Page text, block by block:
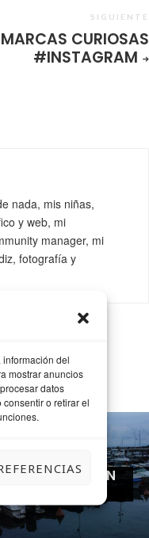
del
mostrar anuncios
datos
o retirar el
SIGUIENTE
MARCAS CURIOSAS
#INSTAGRAM
nada, mis niñas,
y web, mi
manager, mi
fotografía y
UNA TARDE EN